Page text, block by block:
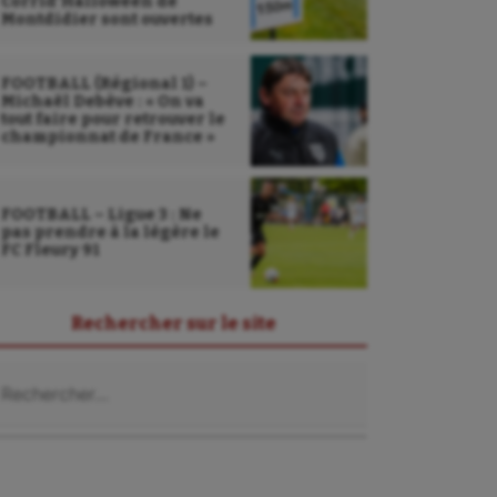
Montdidier sont ouvertes
FOOTBALL (Régional 1) –
Michaël Debève : « On va
tout faire pour retrouver le
championnat de France »
FOOTBALL – Ligue 3 : Ne
pas prendre à la légère le
FC Fleury 91
Rechercher sur le site